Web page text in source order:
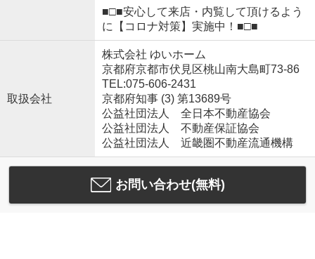
■□■安心して来店・内覧して頂けるよう
に【コロナ対策】実施中！■□■
取扱会社
株式会社 ゆいホーム
京都府京都市伏見区桃山南大島町73-86
TEL:075-606-2431
京都府知事 (3) 第13689号
公益社団法人 全日本不動産協会
公益社団法人 不動産保証協会
公益社団法人 近畿圏不動産流通機構
お問い合わせ(無料)